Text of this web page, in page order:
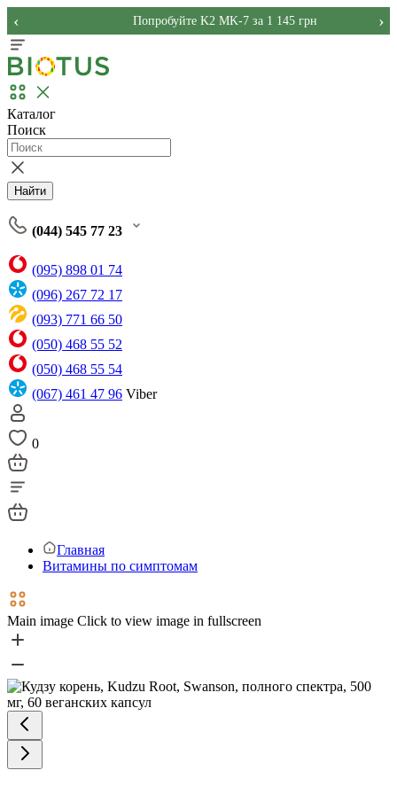
Попробуйте K2 MK-7 за 1 145 грн
‹ ›
Каталог
Поиск
Найти
(044) 545 77 23
(095) 898 01 74
(096) 267 72 17
(093) 771 66 50
(050) 468 55 52
(050) 468 55 54
(067) 461 47 96 Viber
0
Главная
Витамины по симптомам
Main image Click to view image in fullscreen